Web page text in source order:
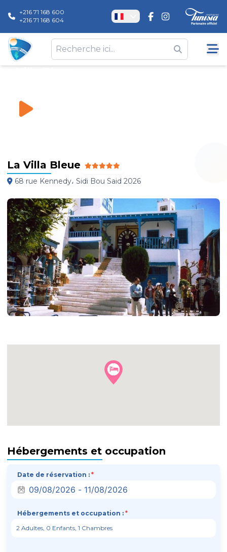
+216 71 168 600
+216 71 168 604
La Villa Bleue
68 rue Kennedy، Sidi Bou Said 2026
photos
Hébergements et occupation
Date de réservation : *
Hébergements et occupation : *